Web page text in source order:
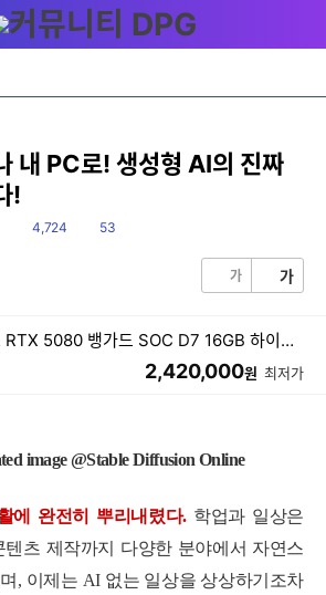
내 PC로! 생성형 AI의 진짜
!
읽
4,724
댓
53
가 가
MSI 지포스 RTX 5080 뱅가드 SOC D7 16GB 하이퍼프로져
2,420,000원 최저가
image @Stable Diffusion Online
에 완전히 뿌리내렸다. 학업과 일상은
텐츠 제작까지 다양한 분야에서 자연스
, 이제는 AI 없는 일상을 상상하기조차